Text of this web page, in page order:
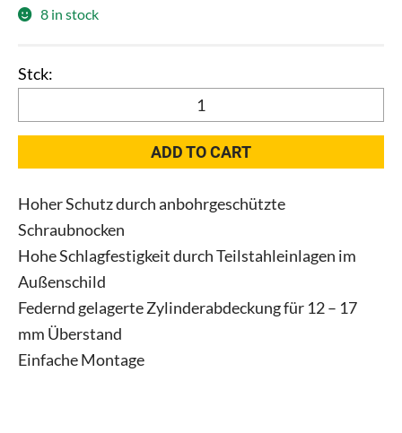
8 in stock
Beschlag
quantity
ADD TO CART
Hoher Schutz durch anbohrgeschützte
Schraubnocken
Hohe Schlagfestigkeit durch Teilstahleinlagen im
Außenschild
Federnd gelagerte Zylinderabdeckung für 12 – 17
mm Überstand
Einfache Montage